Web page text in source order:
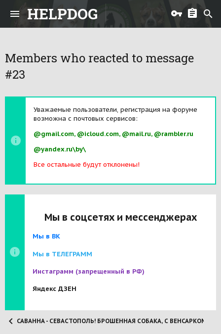
HELPDOG
Members who reacted to message
#23
Уважаемые пользователи, регистрация на форуме
возможна с почтовых сервисов:
@gmail.com, @icloud.com, @mail.ru, @rambler.ru
@yandex.ru\by\
Все остальные будут отклонены!
Мы в соцсетях и мессенджерах
Мы в ВК
Мы в ТЕЛЕГРАММ
Инстаграмм (запрещенный в РФ)
Яндекс ДЗЕН
САВАННА - СЕВАСТОПОЛЬ! БРОШЕННАЯ СОБАКА, С